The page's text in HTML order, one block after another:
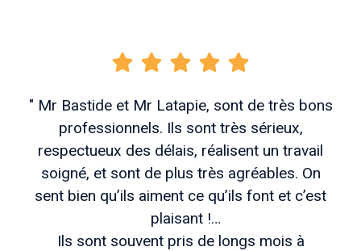
" Mr Bastide et Mr Latapie, sont de très bons
professionnels. Ils sont très sérieux,
respectueux des délais, réalisent un travail
soigné, et sont de plus très agréables. On
sent bien qu’ils aiment ce qu’ils font et c’est
plaisant !
Ils sont souvent pris de longs mois à